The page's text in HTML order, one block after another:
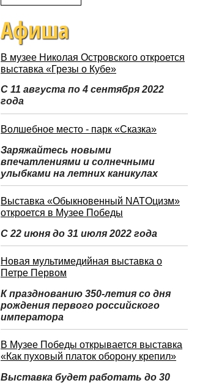
Афиша
В музее Николая Островского откроется
выставка «Грезы о Кубе»
С 11 августа по 4 сентября 2022
года
Волшебное место - парк «Сказка»
Заряжайтесь новыми
впечатлениями и солнечными
улыбками на летних каникулах
Выставка «Обыкновенный NATOцизм»
откроется в Музее Победы
С 22 июня до 31 июля 2022 года
Новая мультимедийная выставка о
Петре Первом
К празднованию 350-летия со дня
рождения первого российского
императора
В Музее Победы открывается выставка
«Как пуховый платок оборону крепил»
Выставка будет работать до 30